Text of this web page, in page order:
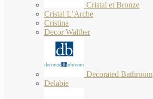
Cristal et Bronze
Cristal L’Arche
Cristina
Decor Walther
Decorated Bathroom
Delabie